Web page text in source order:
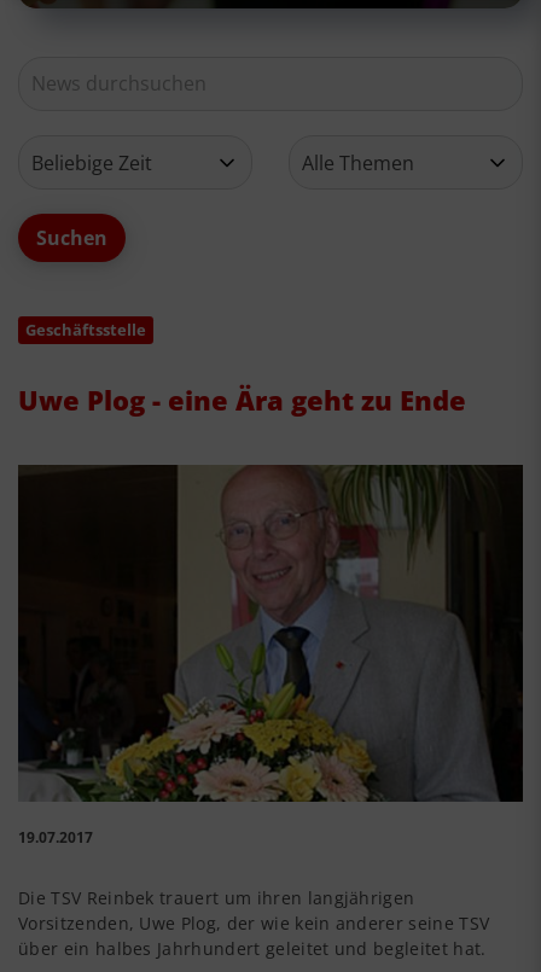
Geschäftsstelle
Uwe Plog - eine Ära geht zu Ende
19.07.2017
Die TSV Reinbek trauert um ihren langjährigen
Vorsitzenden, Uwe Plog, der wie kein anderer seine TSV
über ein halbes Jahrhundert geleitet und begleitet hat.